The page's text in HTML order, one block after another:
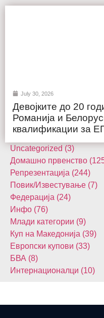
July 30, 2026
Девојките до 20
Романија и
квалификации за
Uncategorized (3)
Домашнo првенство
Репрезентација (244)
Повик/Известување (7)
Федерација (24)
Инфо (76)
Млади категории (9)
Куп на Македонија (39)
Европски купови (33)
БВА (8)
Интернационалци (10)